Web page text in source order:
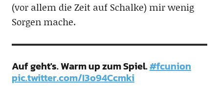
(vor allem die Zeit auf Schalke) mir wenig
Sorgen mache.
Auf geht's. Warm up zum Spiel.#fcunion
pic.twitter.com/I3o94Ccmki